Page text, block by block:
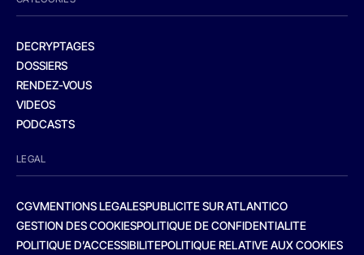
DECRYPTAGES
DOSSIERS
RENDEZ-VOUS
VIDEOS
PODCASTS
LEGAL
CGVMENTIONS LEGALESPUBLICITE SUR ATLANTICO
GESTION DES COOKIESPOLITIQUE DE CONFIDENTIALITE
POLITIQUE D’ACCESSIBILITEPOLITIQUE RELATIVE AUX COOKIES